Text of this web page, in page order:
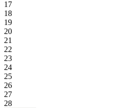
17
18
19
20
21
22
23
24
25
26
27
28